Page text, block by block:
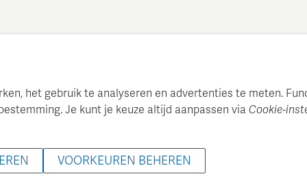
- 2026 Retriever Media Informatie B.V. - Alle rechten
het gebruik te analyseren en advertenties te meten.
Je kunt je keuze altijd aanpassen via Cookie-
VOORKEUREN BEHEREN